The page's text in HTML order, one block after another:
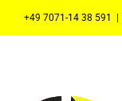
+49 7071-14 38 591